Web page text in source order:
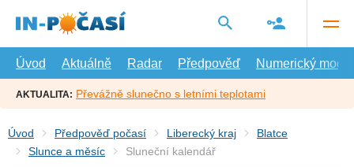
hlavní
Úvod
Aktuálně Radar Předpověď Numerický model
AKTUALITA: Převážně slunečno s letními teplotami
Úvod Předpověď počasí Liberecký kraj
Blatce
Slunce a měsíc
Sluneční kalendář